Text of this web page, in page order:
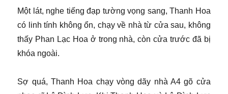
Một lát, nghe tiếng đạp tường vọng sang, Thanh Hoa
có linh tính không ổn, chạy về nhà từ cửa sau, không
thấy Phan Lạc Hoa ở trong nhà, còn cửa trước đã bị
khóa ngoài.
Sợ quá, Thanh Hoa chạy vòng dãy nhà A4 gõ cửa